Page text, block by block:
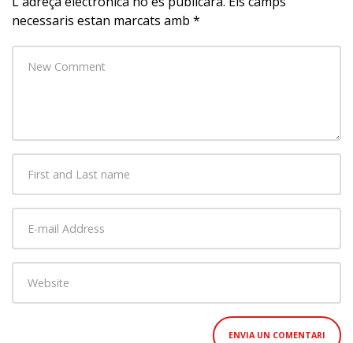
necessaris estan marcats amb *
comment*
and
Last
mail
Address*